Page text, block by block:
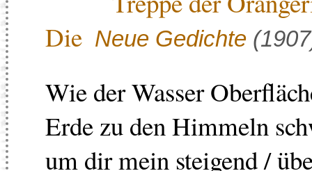
Die Neue Gedichte
Wie der Wasser
Erde zu den Himmeln
um dir mein steigend /